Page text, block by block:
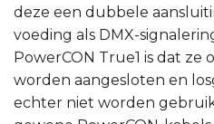
deze een dubbele
voeding als DMX-
PowerCON True1 is dat
worden aangesloten en
echter niet worden